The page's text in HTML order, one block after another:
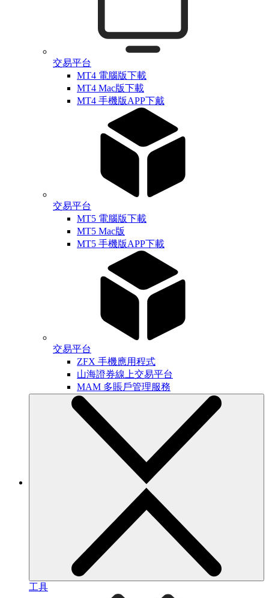
交易平台
MT4 電腦版下載
MT4 Mac版下載
MT4 手機版APP下戴
交易平台
MT5 電腦版下載
MT5 Mac版
MT5 手機版APP下載
交易平台
ZFX 手機應用程式
山海證券線上交易平台
MAM 多賬戶管理服務
工具